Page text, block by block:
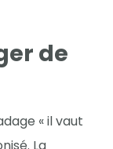
de
« il vaut
La